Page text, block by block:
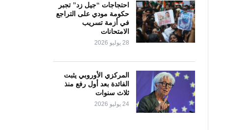
احتجاجات “جيل زد” تجبر
حكومة مودي على التراجع
في أزمة تسريب
الامتحانات
28 يوليو 2026
المركزي الأوروبي يثبت
الفائدة بعد أول رفع منذ
ثلاث سنوات
24 يوليو 2026